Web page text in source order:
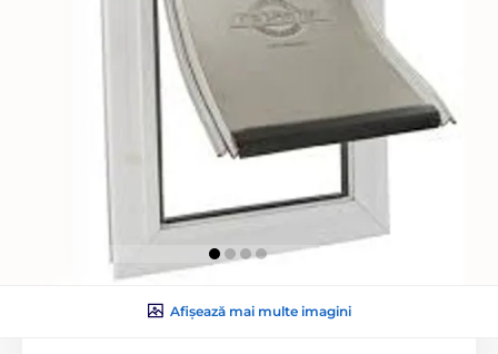
Afișează mai multe imagini